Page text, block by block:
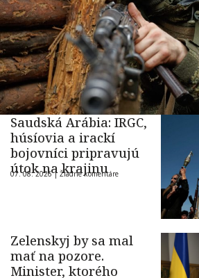
Saudská Arábia: IRGC,
húsíovia a irackí
bojovníci pripravujú
útok na krajinu
07. 08. 2026 |Žiadne komentáre
Zelenskyj by sa mal
mať na pozore.
Minister, ktorého